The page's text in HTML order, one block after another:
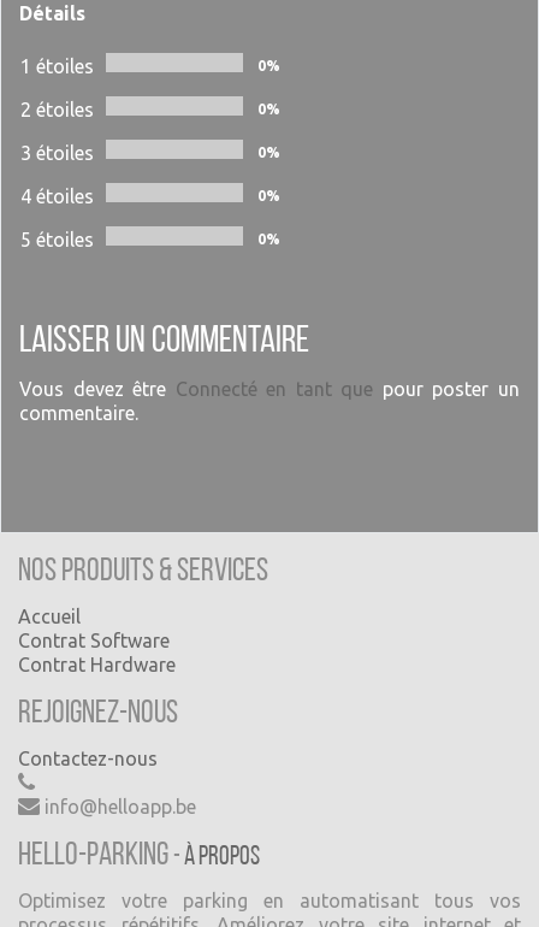
Détails
1 étoiles 0%
2 étoiles 0%
3 étoiles 0%
4 étoiles 0%
5 étoiles 0%
Laisser un commentaire
Vous devez être Connecté en tant que pour poster un
commentaire.
Nos produits & Services
Accueil
Contrat Software
Contrat Hardware
Rejoignez-nous
Contactez-nous
info@helloapp.be
Hello-Parking -À propos
Optimisez votre parking en automatisant tous vos